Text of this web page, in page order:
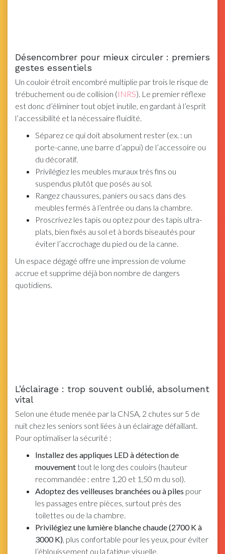
Désencombrer pour mieux circuler : premiers
gestes essentiels
Un couloir étroit encombré multiplie par trois le risque de
trébuchement ou de collision (INRS). Le premier réflexe
est donc d’éliminer tout objet inutile, en gardant à l’esprit
l’accessibilité et la nécessaire fluidité.
Séparez ce qui doit absolument rester (ex. : un
porte-canne, une barre d’appui) de l’accessoire ou
du décoratif.
Privilégiez les meubles muraux très fins ou
suspendus plutôt que posés au sol.
Rangez chaussures, paniers ou sacs dans des
meubles fermés à l’entrée ou dans la chambre.
Proscrivez les tapis ou optez pour des tapis ultra-
plats, bien fixés au sol et à bords biseautés pour
éviter l’accrochage du pied ou de la canne.
Un espace dégagé offre une impression de volume
accrue et supprime déjà bon nombre de dangers
quotidiens.
L’éclairage : trop souvent oublié, absolument
vital
Selon une étude menée par la CNSA, 2 chutes sur 5 de
nuit chez les seniors sont liées à un éclairage défaillant.
Pour optimaliser la sécurité :
Installez des appliques LED à détection de
mouvementtout le long des couloirs (hauteur
recommandée : entre 1,20 et 1,50 m du sol).
Adoptez des veilleuses branchées ou à piles pour
les passages entre pièces, surtout près des
toilettes ou de la chambre.
Privilégiez une lumière blanche chaude (2700 K à
3000 K), plus confortable pour les yeux, pour éviter
l’éblouissement ou la fatigue visuelle.